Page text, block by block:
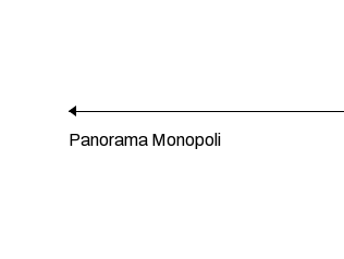
Panorama Monopoli